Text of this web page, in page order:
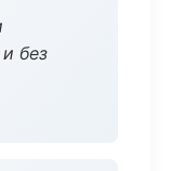
без